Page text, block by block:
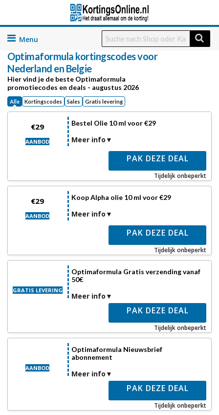
Skip
content
Optimaformula kortingscodes voor
Nederland en Belgie
Hier vind je de beste Optimaformula
promotiecodes en deals - augustus 2026
Alle Kortingscodes Sales Gratis levering
€29
AANBOD
Bestel Olie 10 ml voor €29
Meer info
PAK DEZE DEAL
Tijdelijk onbeperkt
€29
AANBOD
Koop Alpha olie 10 ml voor €29
Meer info
PAK DEZE DEAL
Tijdelijk onbeperkt
GRATIS LEVERING
Optimaformula Gratis verzending vanaf
50€
Meer info
PAK DEZE DEAL
Tijdelijk onbeperkt
AANBOD
Optimaformula Nieuwsbrief
abonnement
Meer info
PAK DEZE DEAL
Tijdelijk onbeperkt